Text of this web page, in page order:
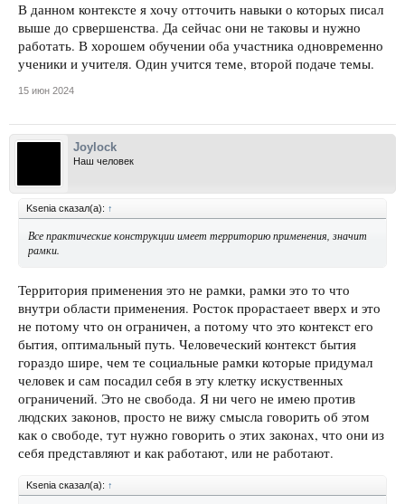
В данном контексте я хочу отточить навыки о которых писал
выше до срвершенства. Да сейчас они не таковы и нужно
работать. В хорошем обучении оба участника одновременно
ученики и учителя. Один учится теме, второй подаче темы.
15 июн 2024
Joylock
Наш человек
Ksenia сказал(а): ↑
Все практические конструкции имеет территорию применения, значит
рамки.
Территория применения это не рамки, рамки это то что
внутри области применения. Росток прорастаеет вверх и это
не потому что он ограничен, а потому что это контекст его
бытия, оптимальный путь. Человеческий контекст бытия
гораздо шире, чем те социальные рамки которые придумал
человек и сам посадил себя в эту клетку искуственных
ограничений. Это не свобода. Я ни чего не имею против
людских законов, просто не вижу смысла говорить об этом
как о свободе, тут нужно говорить о этих законах, что они из
себя представляют и как работают, или не работают.
Ksenia сказал(а): ↑